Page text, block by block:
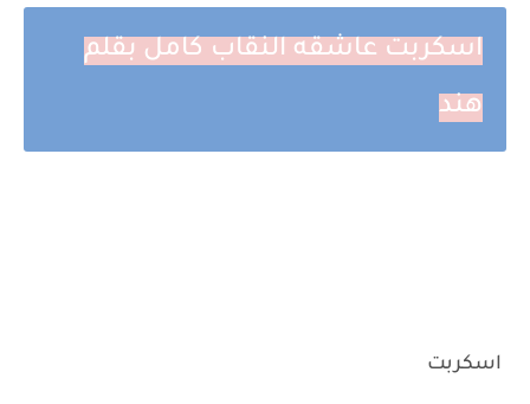
اسكربت عاشقه النقاب كامل بقلم
هند
اسكربت